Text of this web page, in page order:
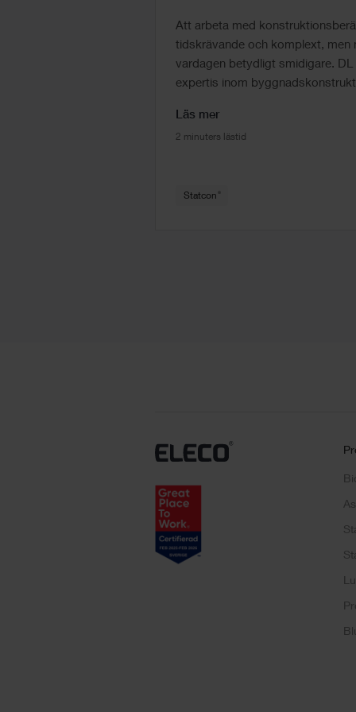
Att arbeta med
tidskrävande och komplext, men
vardagen betydligt smidigare.
expertis inom
Läs mer
2 minuters lästid
Statcon